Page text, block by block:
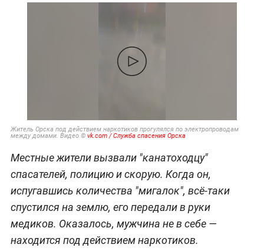
Житель Орска под действием наркотиков прогулялся по электропроводам
между домами. Видео © vk.com / Служба спасения Орска
Местные жители вызвали "канатоходцу"
спасателей, полицию и скорую. Когда он,
испугавшись количества "мигалок", всё-таки
спустился на землю, его передали в руки
медиков. Оказалось, мужчина не в себе —
находится под действием наркотиков.